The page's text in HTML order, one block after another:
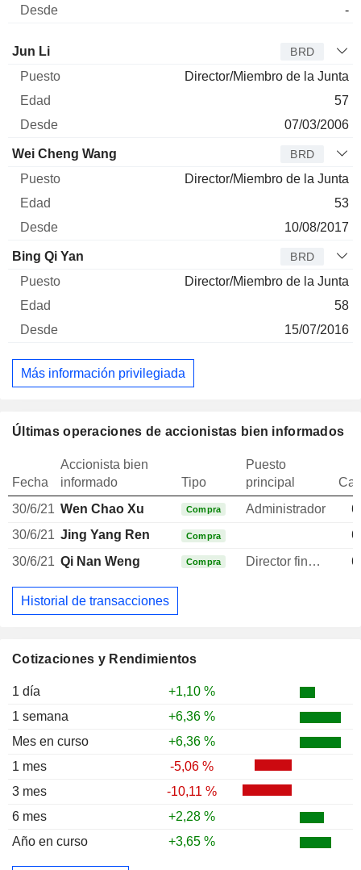
Cotizaciones y Rendimientos
1 día
+1,10 %
1 semana
+6,36 %
Mes en curso
+6,36 %
1 mes
-5,06 %
3 mes
-10,11 %
6 mes
+2,28 %
Año en curso
+3,65 %
-
Administrador
Jun Li BRD
Director/Miembro de la Junta
57
07/03/2006
Wei Cheng Wang BRD
Director/Miembro de la Junta
53
10/08/2017
Bing Qi Yan BRD
Director/Miembro de la Junta
58
15/07/2016
Más información privilegiada
Últimas operaciones de accionistas bien informados
Fecha
Accionista bien
informado
Tipo
Puesto
principal
30/6/21 Wen Chao Xu Compra Administrador
30/6/21 Jing Yang Ren Compra
30/6/21 Qi Nan Weng Compra Director financiero
Historial de transacciones